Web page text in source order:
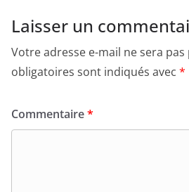
Laisser un
Votre adresse e-mail ne sera pas
obligatoires sont indiqués avec *
Commentaire*